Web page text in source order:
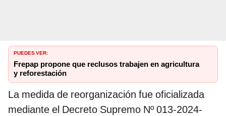
PUEDES VER:
Frepap propone que reclusos trabajen en agricultura
y reforestación
La medida de reorganización fue oficializada
mediante el Decreto Supremo Nº 013-2024-